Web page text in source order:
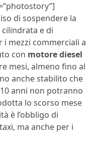
di sospendere la
e di
i mezzi commerciali a
con motore diesel
mesi, almeno fino al
anche stabilito che
anni non potranno
lo scorso mese
è l’obbligo di
ma anche per i